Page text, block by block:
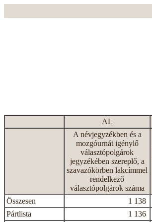
AL
A névjegyzékben és a
mozgóurnát igénylő
választópolgárok
jegyzékében szereplő, a
szavazókörben lakcímmel
rendelkező
választópolgárok száma
Összesen 1 138
Pártlista
1 136